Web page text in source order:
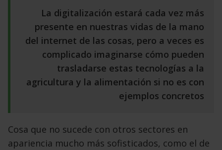
La digitalización estará cada vez más
presente en nuestras vidas de la mano
del internet de las cosas, pero a veces es
complicado imaginarse cómo pueden
trasladarse estas tecnologías a la
agricultura y la alimentación si no es con
ejemplos concretos
Cosa que no sucede con otros sectores en
apariencia mucho más sofisticados, como el de